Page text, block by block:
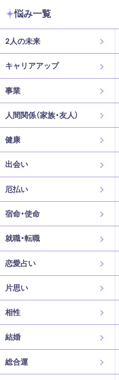
悩み一覧
2人の未来
キャリアアップ
事業
人間関係（家族・友人）
健康
出会い
厄払い
宿命・使命
就職・転職
恋愛占い
片思い
相性
結婚
総合運